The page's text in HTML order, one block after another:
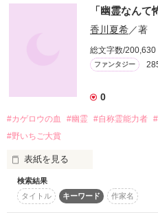
（リオンとチェス）と
（フィンとクリス）の
イラストを
描いて
下さいました！
皆様、
そこのところどうかよろしくお願
作品を
「幽霊なんて
香川夏希／著
総文字数/200,630
ファンタジー
0
#カゲロウの血 #幽霊 #自称霊能力者
#野いちご大賞
表紙を見る
幽霊が視える少女、双葉 杏（ﾌﾀﾊ
検索結果
タイトル
キーワード 作家名